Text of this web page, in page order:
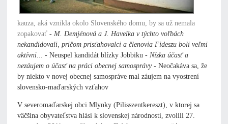
kauza, aká vznikla okolo Slovenského domu, by sa už nemala
zopakovať - M. Demjénová a J. Havelka v týchto voľbách
nekandidovali, pričom prisťahovalci a členovia Fideszu boli veľmi
aktívni... - Neuspel kandidát blízky Jobbiku - Nízka účasť a
nezáujem o účasť na práci obecnej samosprávy- Neočakáva sa, že
by niekto v novej obecnej samospráve mal záujem na vyostrení
slovensko-maďarských vzťahov
V severomaďarskej obci Mlynky (Pilisszentkereszt), v ktorej sa
väčšina obyvateľstva hlási k slovenskej národnosti, zvolili 27.